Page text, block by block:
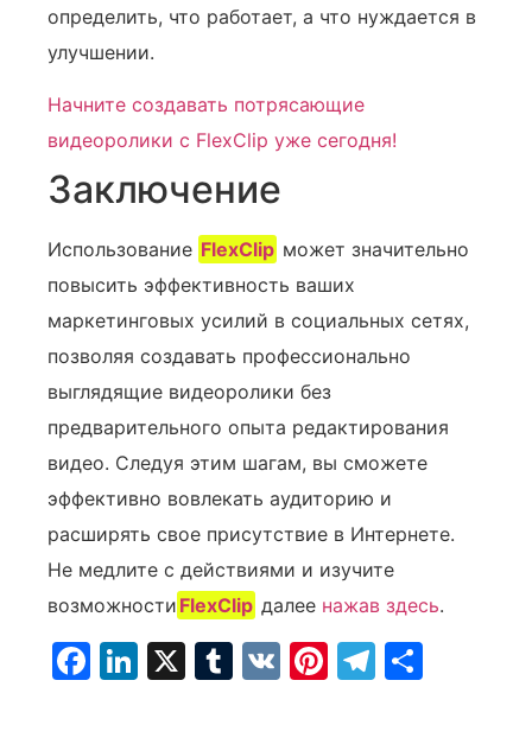
определить, что работает, а что нуждается в
улучшении.
Начните создавать потрясающие
видеоролики с FlexClip уже сегодня!
Заключение
Использование FlexClip может значительно
повысить эффективность ваших
маркетинговых усилий в социальных сетях,
позволяя создавать профессионально
выглядящие видеоролики без
предварительного опыта редактирования
видео. Следуя этим шагам, вы сможете
эффективно вовлекать аудиторию и
расширять свое присутствие в Интернете.
Не медлите с действиями и изучите
возможности FlexClip далее нажав здесь.
Facebook
LinkedIn
X Tumblr
VK Pinterest